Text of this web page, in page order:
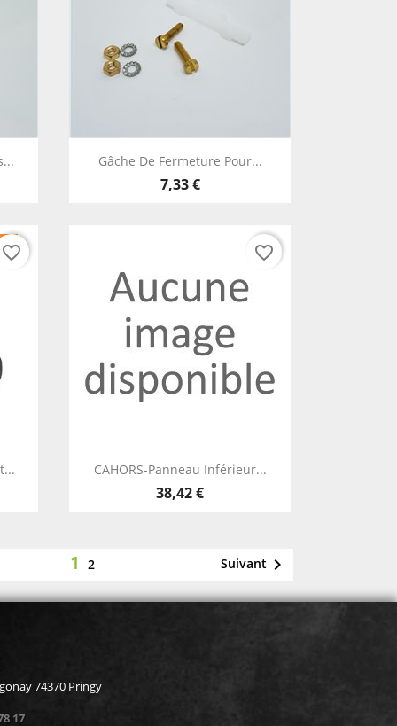
Aperçu rapide
Gâche De Fermeture Pour...
7,33 €
favorite_border
Aperçu rapide
CAHORS-Panneau Inférieur...
38,42 €
favorite_border
12 Suivant
74370 Pringy
17